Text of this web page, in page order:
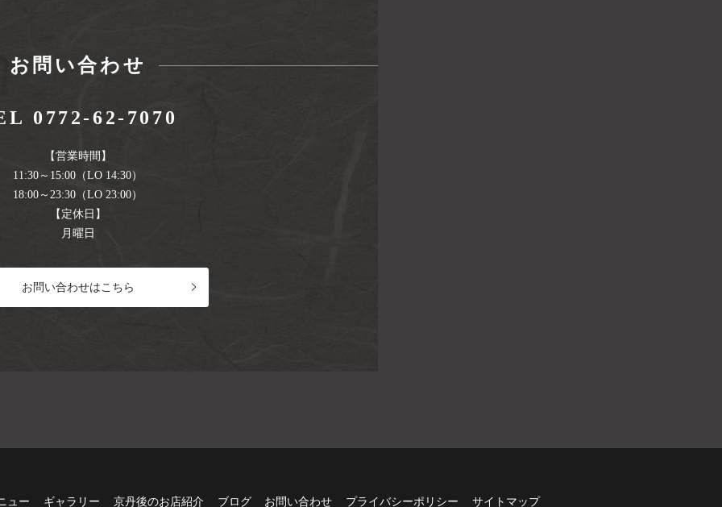
お問い合わせ
0772-62-7070
【営業時間】
11:30～15:00（LO 14:30）
18:00～23:30（LO 23:00）
【定休日】
月曜日
お問い合わせはこちら
ュー ギャラリー 京丹後のお店紹介 ブログ お問い合わせ プライバシーポリシー サイトマップ